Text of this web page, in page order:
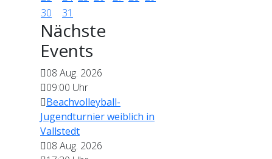
30
31
Nächste
Events
08 Aug. 2026
09:00 Uhr
Beachvolleyball-
Jugendturnier weiblich in
Vallstedt
08 Aug. 2026